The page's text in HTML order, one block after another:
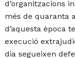
d’organitzacions
més de quaranta
d’aquesta època
execució
dia segueixen